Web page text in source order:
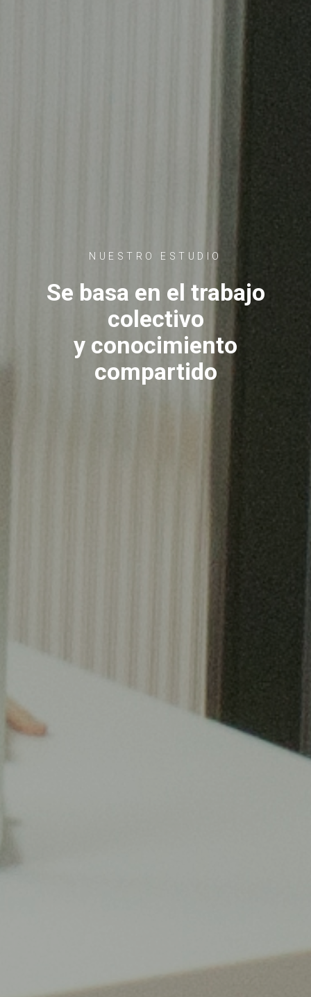
NUESTRO ESTUDIO
Se basa en el trabajo
colectivo
y conocimiento
compartido